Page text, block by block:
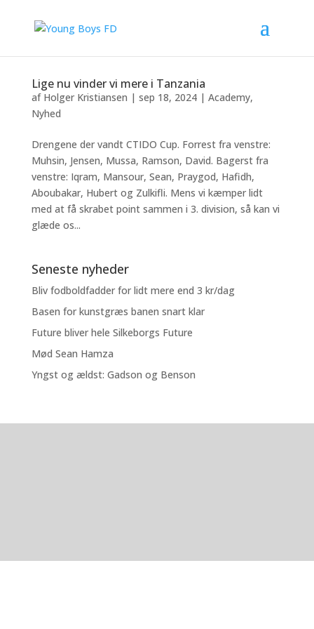
Lige nu vinder vi mere i Tanzania
af Holger Kristiansen | sep 18, 2024| Academy,
Nyhed
Drengene der vandt CTIDO Cup. Forrest fra venstre:
Muhsin, Jensen, Mussa, Ramson, David. Bagerst fra
venstre: Iqram, Mansour, Sean, Praygod, Hafidh,
Aboubakar, Hubert og Zulkifli. Mens vi kæmper lidt
med at få skrabet point sammen i 3. division, så kan vi
glæde os...
Seneste nyheder
Bliv fodboldfadder for lidt mere end 3 kr/dag
Basen for kunstgræs banen snart klar
Future bliver hele Silkeborgs Future
Mød Sean Hamza
Yngst og ældst: Gadson og Benson